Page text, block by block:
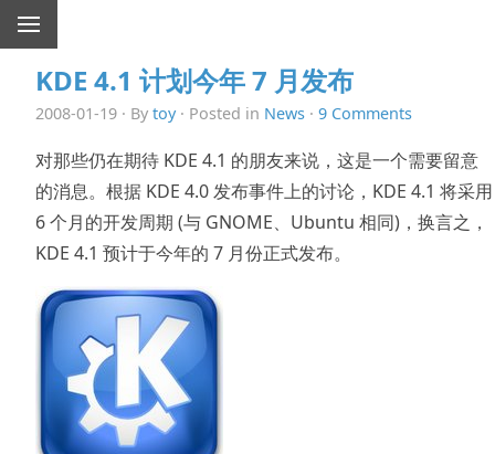
KDE 4.1 计划今年 7 月发布
2008-01-19 · By toy· Posted in News · 9 Comments
对那些仍在期待 KDE 4.1 的朋友来说，这是一个需要留意
的消息。根据 KDE 4.0 发布事件上的讨论，KDE 4.1 将采用
6 个月的开发周期 (与 GNOME、Ubuntu 相同)，换言之，
KDE 4.1 预计于今年的 7 月份正式发布。